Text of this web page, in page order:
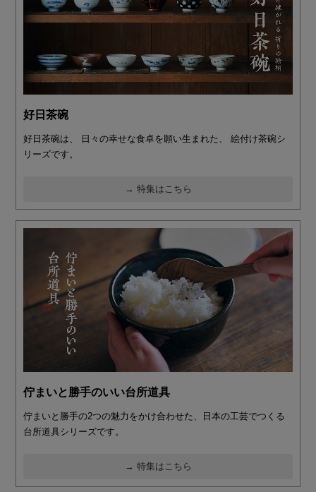
好日茶碗
好日茶碗は、 日々の幸せな食卓を願い生まれた、 絵付け茶碗シ
リーズです。
→ 特集はこちら
佇まいと勝手のいい台所道具
佇まいと勝手の2つの魅力をかけ合わせた、日本の工芸でつくる
台所道具シリーズです。
→ 特集はこちら